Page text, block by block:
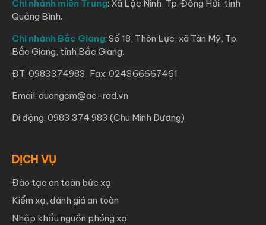
Chi nhánh miền Trung: Xã Lộc Ninh, Tp. Đồng Hới, tỉnh
Quảng Bình.
Chi nhánh Bắc Giang: Số 18, Thôn Lực, xã Tân Mỹ, Tp.
Bắc Giang, tỉnh Bắc Giang.
ĐT: 0983374983, Fax: 024366667461
Email: duongcm@ae-rad.vn
Di động: 0983 374 983 (Chu Minh Dương)
DỊCH VỤ
Đào tạo an toàn bức xạ
Kiểm xạ, đánh giá an toàn
Nhập khẩu nguồn phóng xạ